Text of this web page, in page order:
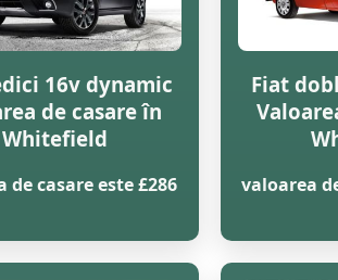
16v dynamic
de casare în
Whitefield
de casare este £286
Fiat
valoarea